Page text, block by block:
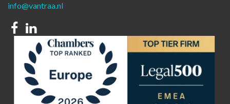
info@vantraa.nl
Facebook
Linkedin